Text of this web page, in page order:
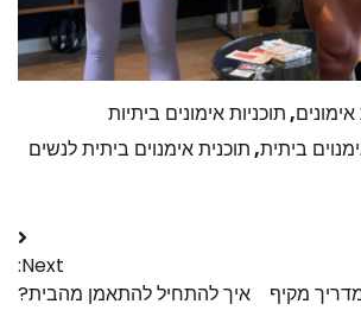
אימונים,תוכניות אימונים ביתיות
ביתית,תוכנית אימנוים ביתית לנשים
מקיף
Next:
איך להתחיל להתאמן מהבית?